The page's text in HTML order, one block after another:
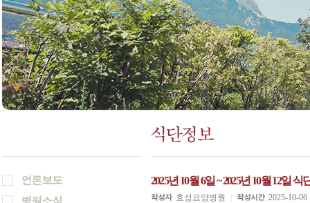
2025년 10월 6일 ~ 2025년 10월 12일 식
효성요양병원 2025-10-06